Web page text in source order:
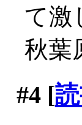
て激
秋葉
#4[